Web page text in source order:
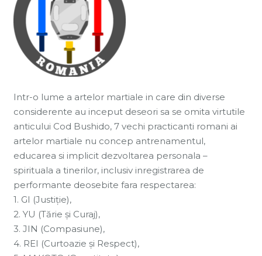
Intr-o lume a artelor martiale in care din diverse
considerente au inceput deseori sa se omita virtutile
anticului Cod Bushido, 7 vechi practicanti romani ai
artelor martiale nu concep antrenamentul,
educarea si implicit dezvoltarea personala –
spirituala a tinerilor, inclusiv inregistrarea de
performante deosebite fara respectarea:
1. GI (Justiţie),
2. YU (Tărie şi Curaj),
3. JIN (Compasiune),
4. REI (Curtoazie şi Respect),